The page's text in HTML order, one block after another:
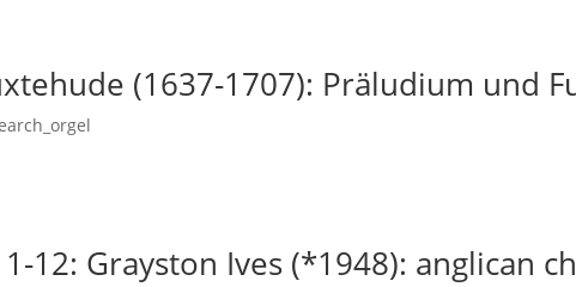
(1637-1707): Präludium und
12: Grayston Ives (*1948): anglican